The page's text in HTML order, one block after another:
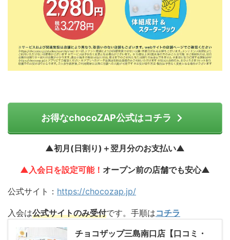
お得なchocoZAP公式はコチラ
▲初月(日割り)＋翌月分のお支払い▲
▲入会日を設定可能！ オープン前の店舗でも安心▲
公式サイト： https://chocozap.jp/
入会は公式サイトのみ受付です。手順はコチラ
チョコザップ三島南口店【口コミ・